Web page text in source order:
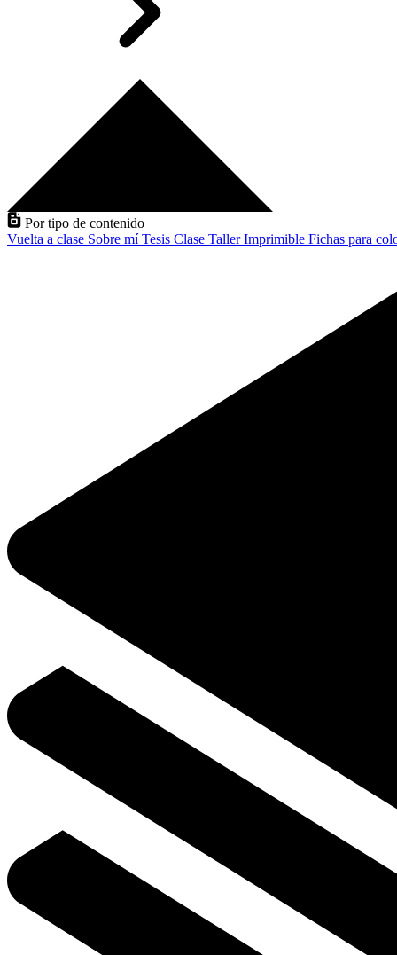
Por tipo de contenido
Vuelta a clase Sobre míTesis Clase TallerImprimible Fichas para